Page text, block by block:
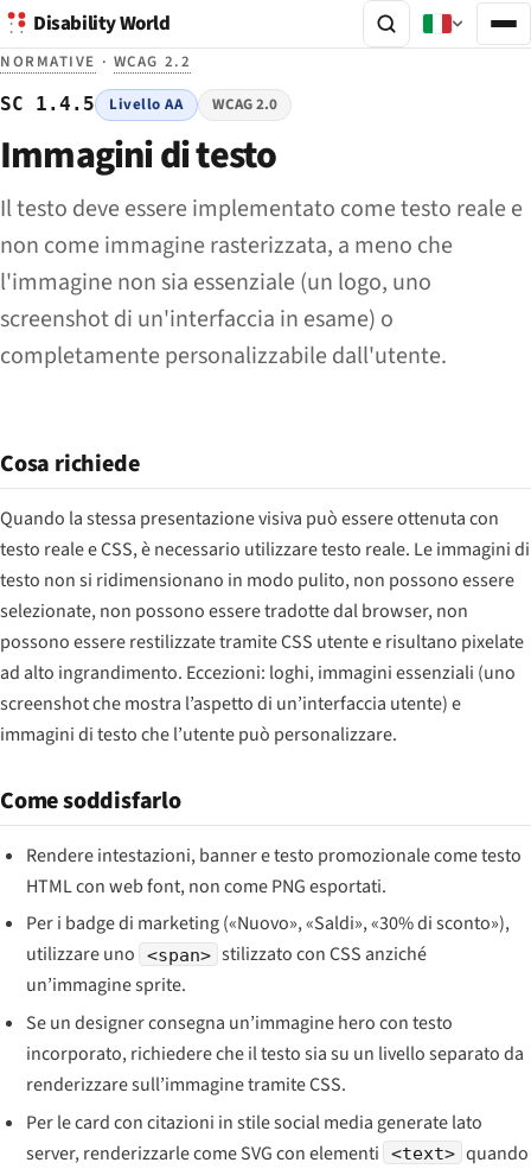
Disability World
NORMATIVE · WCAG 2.2
SC 1.4.5 Livello AA WCAG 2.0
Immagini di testo
Il testo deve essere implementato come testo reale e
non come immagine rasterizzata, a meno che
l'immagine non sia essenziale (un logo, uno
screenshot di un'interfaccia in esame) o
completamente personalizzabile dall'utente.
Cosa richiede
Quando la stessa presentazione visiva può essere ottenuta con
testo reale e CSS, è necessario utilizzare testo reale. Le immagini di
testo non si ridimensionano in modo pulito, non possono essere
selezionate, non possono essere tradotte dal browser, non
possono essere restilizzate tramite CSS utente e risultano pixelate
ad alto ingrandimento. Eccezioni: loghi, immagini essenziali (uno
screenshot che mostra l’aspetto di un’interfaccia utente) e
immagini di testo che l’utente può personalizzare.
Come soddisfarlo
Rendere intestazioni, banner e testo promozionale come testo
HTML con web font, non come PNG esportati.
Per i badge di marketing («Nuovo», «Saldi», «30% di sconto»),
utilizzare uno
<span> stilizzato con CSS anziché
un’immagine sprite.
Se un designer consegna un’immagine hero con testo
incorporato, richiedere che il testo sia su un livello separato da
renderizzare sull’immagine tramite CSS.
Per le card con citazioni in stile social media generate lato
server, renderizzarle come SVG con elementi
<text> quando